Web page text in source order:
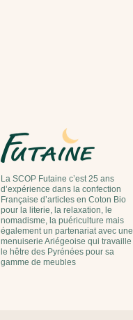
La SCOP Futaine c’est 25 ans
d’expérience dans la confection
Française d’articles en Coton Bio
pour la literie, la relaxation, le
nomadisme, la puériculture mais
également un partenariat avec une
menuiserie Ariégeoise qui travaille
le hêtre des Pyrénées pour sa
gamme de meubles